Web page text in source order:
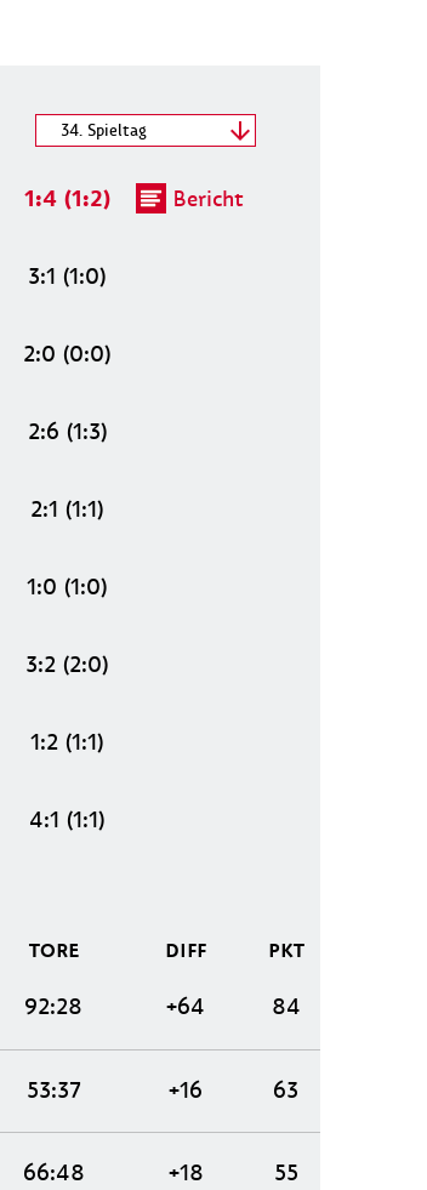
12.05.2018 - 12.05.2018
1:4 (1:2) Bericht
3:1 (1:0)
2:0 (0:0)
2:6 (1:3)
2:1 (1:1)
1:0 (1:0)
3:2 (2:0)
1:2 (1:1)
4:1 (1:1)
TORE DIFF PKT
92:28 +64 84
53:37 +16 63
66:48 +18 55